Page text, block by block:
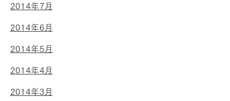
2014年7月
2014年6月
2014年5月
2014年4月
2014年3月